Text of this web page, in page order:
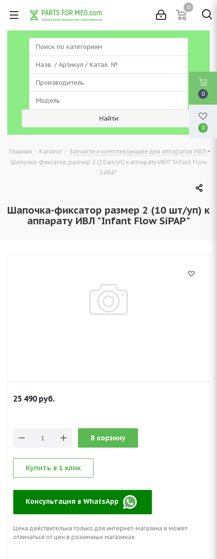
0
Главная - Каталог - Запчасти и комплектующие для аппаратов ИВЛ-
Шапочка-фиксатор размер 2 (10 шт/уп) к аппарату ИВЛ "Infant Flow
SiPAP"
Шапочка-фиксатор размер 2 (10 шт/уп) к
аппарату ИВЛ "Infant Flow SiPAP"
25 490руб.
В корзину
Купить в 1 клик
Консультация в WhatsApp
Цена действительна только для интернет-магазина и может
отличаться от цен в розничных магазинах
0
0